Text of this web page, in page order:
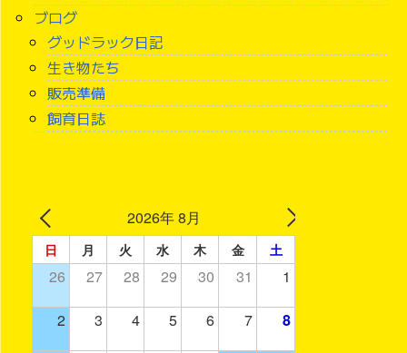
ブログ
グッドラック日記
生き物たち
販売準備
飼育日誌
2026年 8月
日 月 火 水 木 金 土
26 27 28 29 30 31 1
2 3 4 5 6 7 8